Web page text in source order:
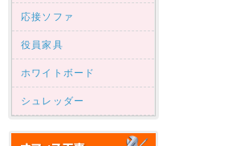
応接ソファ
役員家具
ホワイトボード
シュレッダー